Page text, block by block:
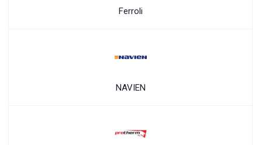
Ferroli
NAVIEN